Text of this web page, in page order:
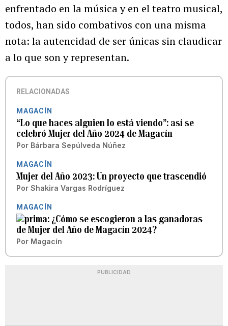
enfrentado en la música y en el teatro musical,
todos, han sido combativos con una misma
nota: la autencidad de ser únicas sin claudicar
a lo que son y representan.
RELACIONADAS
MAGACÍN
“Lo que haces alguien lo está viendo”: así se
celebró Mujer del Año 2024 de Magacín
Por Bárbara Sepúlveda Núñez
MAGACÍN
Mujer del Año 2023: Un proyecto que trascendió
Por Shakira Vargas Rodríguez
MAGACÍN
¿Cómo se escogieron a las ganadoras
de Mujer del Año de Magacín 2024?
Por Magacín
PUBLICIDAD